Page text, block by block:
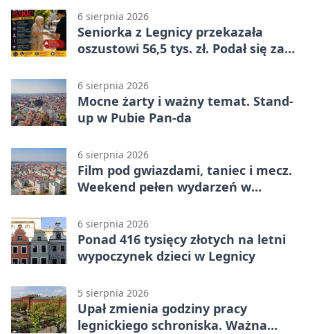
6 sierpnia 2026
Seniorka z Legnicy przekazała
oszustowi 56,5 tys. zł. Podał się za
6 sierpnia 2026
Mocne żarty i ważny temat. Stand-
up w Pubie Pan-da
6 sierpnia 2026
Film pod gwiazdami, taniec i mecz.
Weekend pełen wydarzeń w
6 sierpnia 2026
Ponad 416 tysięcy złotych na letni
wypoczynek dzieci w Legnicy
5 sierpnia 2026
Upał zmienia godziny pracy
legnickiego schroniska. Ważna